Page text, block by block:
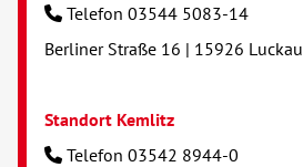
Telefon 03544 5083-14
Berliner Straße 16 | 15926 Luckau
Standort Kemlitz
Telefon 03542 8944-0